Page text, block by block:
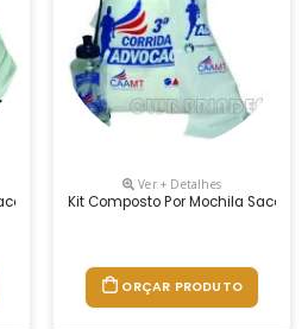
Em Nylon, Squeeze Pet 550 Ml E
Ver + Detalhes
Kit Composto Por Mochila Saco
ORÇAR PRODUTO